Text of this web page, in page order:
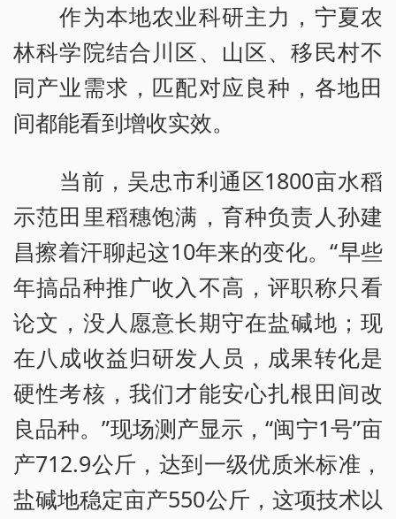
作为本地农业科研主力，宁夏农
林科学院结合川区、山区、移民村不
同产业需求，匹配对应良种，各地田
间都能看到增收实效。
当前，吴忠市利通区1800亩水稻
示范田里稻穗饱满，育种负责人孙建
昌擦着汗聊起这10年来的变化。“早些
年搞品种推广收入不高，评职称只看
论文，没人愿意长期守在盐碱地；现
在八成收益归研发人员，成果转化是
硬性考核，我们才能安心扎根田间改
良品种。”现场测产显示，“闽宁1号”亩
产712.9公斤，达到一级优质米标准，
盐碱地稳定亩产550公斤，这项技术以